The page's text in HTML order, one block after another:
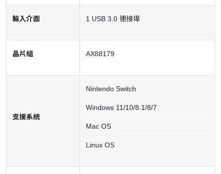
輸入介面 1 USB 3.0 連接埠
晶片組 AX88179
支援系統
Nintendo Switch
Windows 11/10/8.1/8/7
Mac OS
Linux OS